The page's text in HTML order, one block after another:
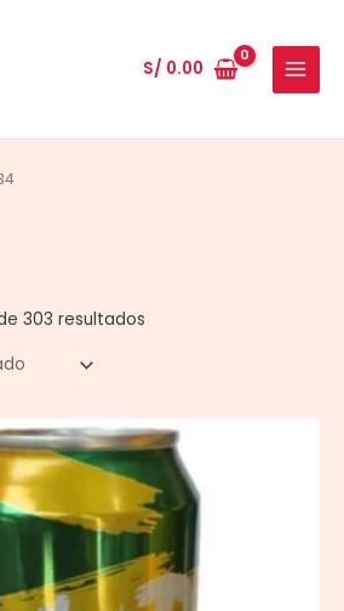
S/ 0.00
MAIN
MENU
303 resultados